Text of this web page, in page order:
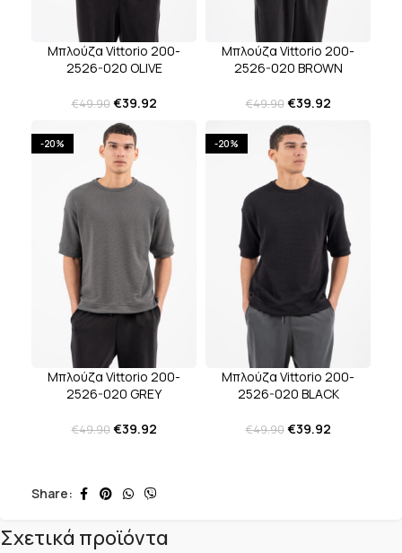
Μπλούζα Vittorio 200-
2526-020 OLIVE
€49.90 €39.92
Μπλούζα Vittorio 200-
2526-020 BROWN
€49.90 €39.92
-20%
Μπλούζα Vittorio 200-
2526-020 GREY
€49.90 €39.92
-20%
Μπλούζα Vittorio 200-
2526-020 BLACK
€49.90 €39.92
Share:
Σχετικά προϊόντα